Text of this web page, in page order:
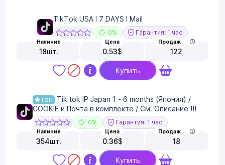
TikTok USA I 7 DAYS I Mail
0% Гарантия: 1 час
Наличие
18шт.
Цена
0.53$
Продаж
122
Купить
ТОП
Tik tok IP Japan 1 - 6 months (Япония) /
COOKIE и Почта в комплекте / См. Описание !!!
0% Гарантия: 1 час
Наличие
354шт.
Цена
0.36$
Продаж
18
Купить